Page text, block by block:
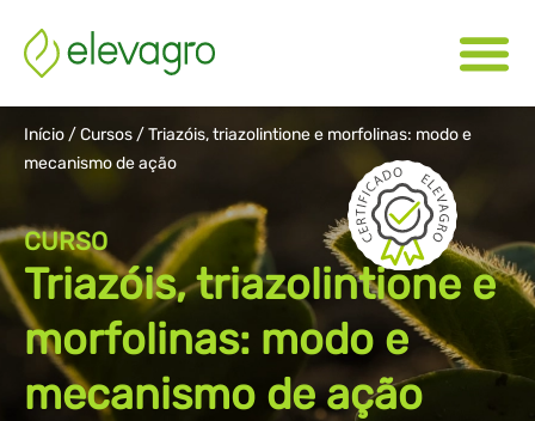
Início/Cursos/Triazóis, triazolintione e morfolinas: modo e
mecanismo de ação
CURSO
Triazóis, triazolintione e
morfolinas: modo e
mecanismo de ação